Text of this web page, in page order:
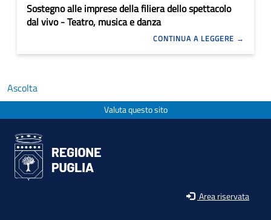
Sostegno alle imprese della filiera dello spettacolo
dal vivo - Teatro, musica e danza
CONTINUA A LEGGERE
Ascolta
Valuta questo sito
Area riservata